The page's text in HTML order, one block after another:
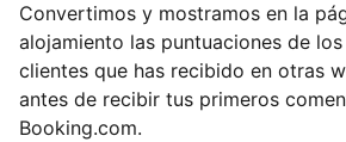
Convertimos y mostramos en la
alojamiento las puntuaciones de
clientes que has recibido en otras
antes de recibir tus primeros
Booking.com.